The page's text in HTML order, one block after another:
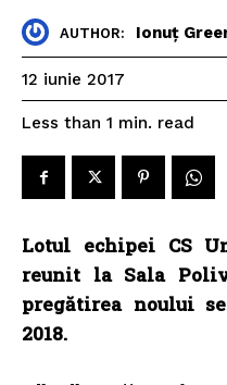
AUTHOR: Ionuț
12 iunie 2017
Less than 1 min. read
Lotul echipei CS
reunit la Sala
pregătirea noului
2018.